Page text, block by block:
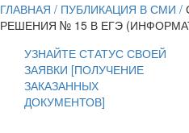
ГЛАВНАЯ / ПУБЛИКАЦИЯ В СМИ /
РЕШЕНИЯ № 15 В ЕГЭ
УЗНАЙТЕ СТАТУС СВОЕЙ
ЗАЯВКИ [ПОЛУЧЕНИЕ
ЗАКАЗАННЫХ
ДОКУМЕНТОВ]